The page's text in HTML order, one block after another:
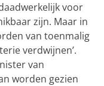
voor
zijn. Maar in
van toenmalig
verdwijnen’.
van
worden gezien